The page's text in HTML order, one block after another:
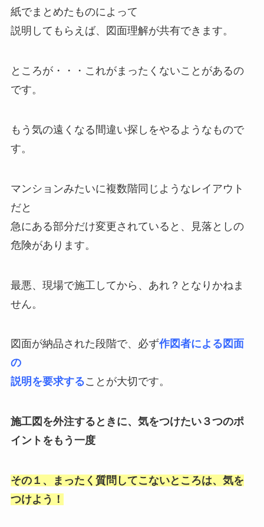
紙でまとめたものによって
説明してもらえば、図面理解が共有できます。
ところが・・・これがまったくないことがあるの
です。
もう気の遠くなる間違い探しをやるようなもので
す。
マンションみたいに複数階同じようなレイアウト
だと
急にある部分だけ変更されていると、見落としの
危険があります。
最悪、現場で施工してから、あれ？となりかねま
せん。
図面が納品された段階で、必ず作図者による図面
の
説明を要求することが大切です。
施工図を外注するときに、気をつけたい３つのポ
イントをもう一度
その１、まったく質問してこないところは、気を
つけよう！